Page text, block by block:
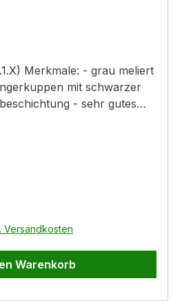
Merkmale: - grau meliert
mit schwarzer
- sehr gutes
Versandkosten
Warenkorb